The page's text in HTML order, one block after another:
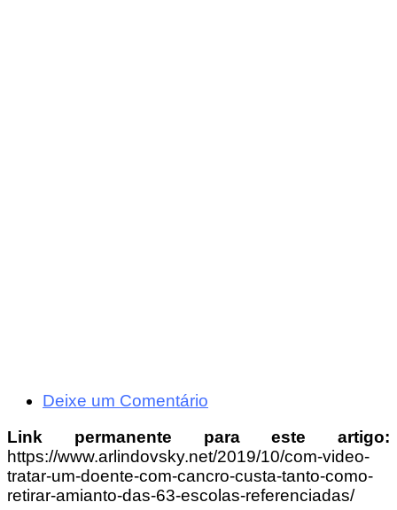
Deixe um Comentário
Link permanente para este artigo:
https://www.arlindovsky.net/2019/10/com-video-
tratar-um-doente-com-cancro-custa-tanto-como-
retirar-amianto-das-63-escolas-referenciadas/